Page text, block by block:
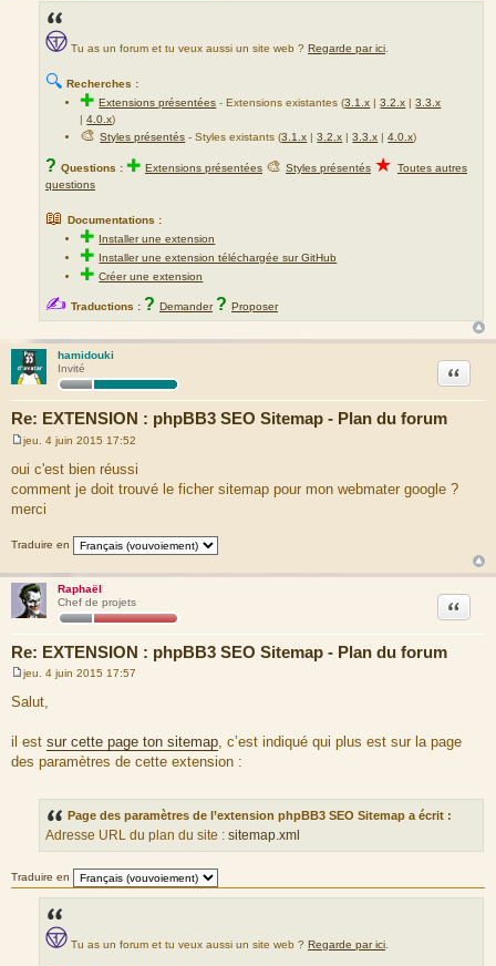
Tu as un forum et tu veux aussi un site web ? Regarde par ici.
🔍 Recherches :
✚Extensions présentées - Extensions existantes (3.1.x |3.2.x |3.3.x
|4.0.x)
🎨Styles présentés - Styles existants (3.1.x |3.2.x |3.3.x |4.0.x)
? Questions : ✚ Extensions présentées 🎨 Styles présentés ★ Toutes autres
questions
📖 Documentations :
✚ Installer une extension
✚ Installer une extension téléchargée sur GitHub
✚Créer une extension
✍ Traductions : ? Demander ? Proposer
hamidouki
Invité
Re: EXTENSION : phpBB3 SEO Sitemap - Plan du forum
Citation
M
e
s
s
g
jeu. 4 juin 2015 17:52
oui c'est bien réussi
comment je doit trouvé le ficher sitemap pour mon webmater google ?
merci
Traduire en
Raphaël
Chef de projets
Re: EXTENSION : phpBB3 SEO Sitemap - Plan du forum
Citation
M
e
s
a
g
e
jeu. 4 juin 2015 17:57
Salut,
il est sur cette page ton sitemap, c’est indiqué qui plus est sur la page
des paramètres de cette extension :
Page des paramètres de l’extension phpBB3 SEO Sitemap a écrit :
Adresse URL du plan du site : sitemap.xml
Traduire en
Tu as un forum et tu veux aussi un site web ? Regarde par ici